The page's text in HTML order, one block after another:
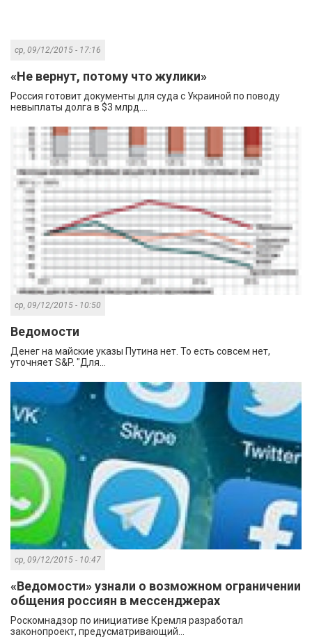
ср, 09/12/2015 - 17:16
«Не вернут, потому что жулики»
Россия готовит документы для суда с Украиной по поводу
невыплаты долга в $3 млрд....
ср, 09/12/2015 - 10:50
Ведомости
Денег на майские указы Путина нет. То есть совсем нет,
уточняет S&P. "Для...
ср, 09/12/2015 - 10:47
«Ведомости» узнали о возможном ограничении
общения россиян в мессенджерах
Роскомнадзор по инициативе Кремля разработал
законопроект, предусматривающий...